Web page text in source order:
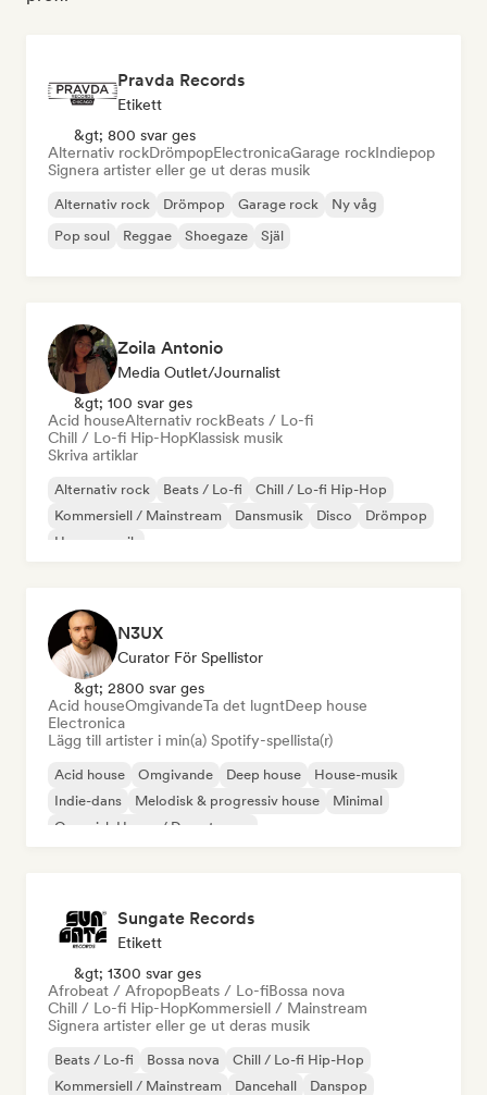
Pravda Records
Etikett
&gt; 800 svar ges
Alternativ rockDrömpopElectronicaGarage rockIndiepop
Signera artister eller ge ut deras musik
Alternativ rock Drömpop Garage rock
Ny våg
Pop soul
Reggae Shoegaze Själ
Zoila Antonio
Media Outlet/Journalist
&gt; 100 svar ges
Acid houseAlternativ rockBeats / Lo-fi
Chill / Lo-fi Hip-HopKlassisk musik
Skriva artiklar
Alternativ rock Beats / Lo-fi
Chill / Lo-fi Hip-Hop
Kommersiell / Mainstream
Dansmusik Disco
Drömpop
House-musik
N3UX
Curator För Spellistor
&gt; 2800 svar ges
Acid houseOmgivandeTa det lugntDeep house
Electronica
Lägg till artister i min(a) Spotify-spellista(r)
Acid house Omgivande Deep house
House-musik
Indie-dans
Melodisk & progressiv house
Minimal
Organisk House / Downtempo
Sungate Records
Etikett
&gt; 1300 svar ges
Afrobeat / AfropopBeats / Lo-fiBossa nova
Chill / Lo-fi Hip-HopKommersiell / Mainstream
Signera artister eller ge ut deras musik
Beats / Lo-fi Bossa nova
Chill / Lo-fi Hip-Hop
Kommersiell / Mainstream
Dancehall
Danspop